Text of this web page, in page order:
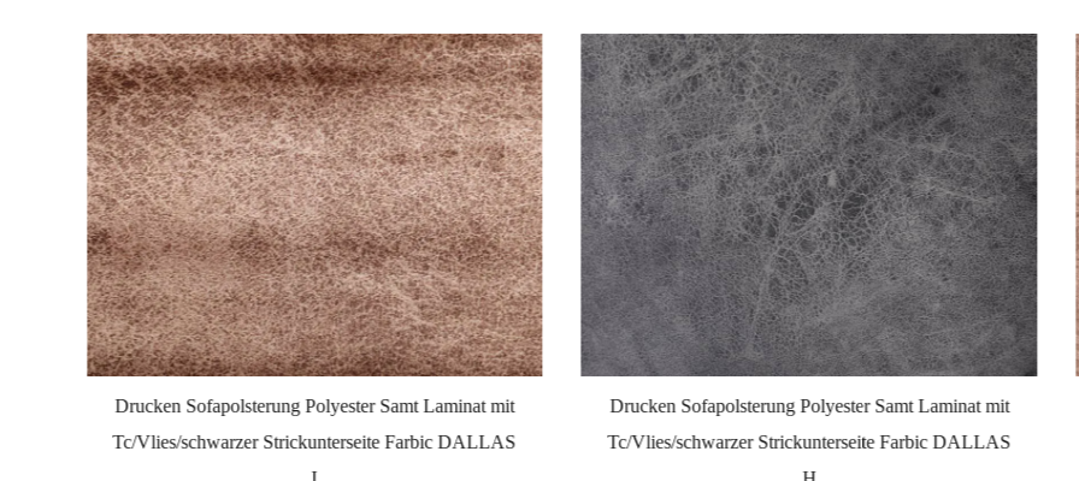
Drucken Sofapolsterung Polyester Samt Laminat mit
Tc/Vlies/schwarzer Strickunterseite Farbic DALLAS
Drucken Sofapolsterung Polyester Samt Laminat mit
Tc/Vlies/schwarzer Strickunterseite Farbic DALLAS